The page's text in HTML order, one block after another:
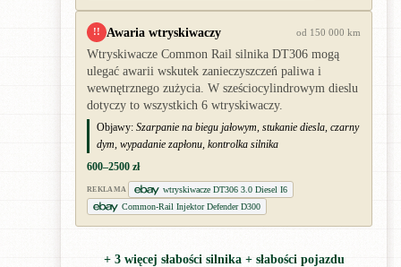
!! Awaria wtryskiwaczy od 150 000 km
Wtryskiwacze Common Rail silnika DT306 mogą
ulegać awarii wskutek zanieczyszczeń paliwa i
wewnętrznego zużycia. W sześciocylindrowym dieslu
dotyczy to wszystkich 6 wtryskiwaczy.
Objawy: Szarpanie na biegu jałowym, stukanie diesla, czarny
dym, wypadanie zapłonu, kontrolka silnika
600–2500 zł
REKLAMA
wtryskiwacze DT306 3.0 Diesel I6
Common-Rail Injektor Defender D300
+ 3 więcej słabości silnika + słabości pojazdu